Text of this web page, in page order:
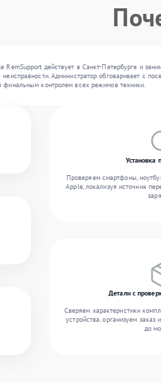
RemSupport действует в Санкт-Петербурге и
Администратор обговаривает с
финальным контролем всех режимов техники.
Установка
Проверяем смартфоны,
Apple, локализуя источник
Детали с
Сверяем характеристики
устройства, организуем
до